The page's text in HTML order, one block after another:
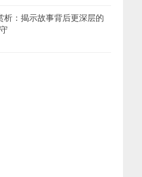
析：揭示故事背后更深层的